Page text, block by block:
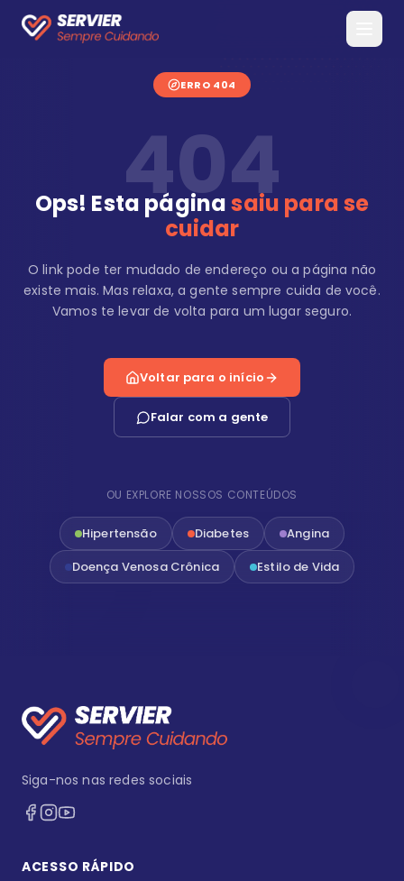
ERRO 404
404
Ops! Esta páginasaiu para se
cuidar
O link pode ter mudado de endereço ou a página não
existe mais. Mas relaxa, a gente sempre cuida de você.
Vamos te levar de volta para um lugar seguro.
Voltar para o início
Falar com a gente
OU EXPLORE NOSSOS CONTEÚDOS
Hipertensão Diabetes
Angina
Doença Venosa Crônica
Estilo de Vida
Siga-nos nas redes sociais
ACESSO RÁPIDO